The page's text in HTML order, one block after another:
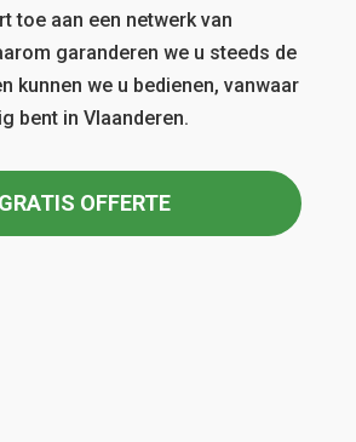
toe aan een netwerk van
garanderen we u steeds de
kunnen we u bedienen, vanwaar
bent in Vlaanderen.
GRATIS OFFERTE